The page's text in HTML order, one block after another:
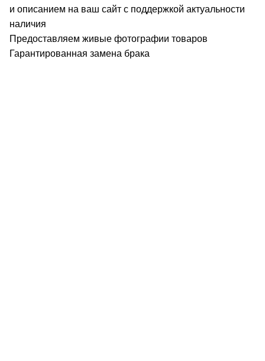
и описанием на ваш сайт с поддержкой актуальности
наличия
Предоставляем живые фотографии товаров
Гарантированная замена брака